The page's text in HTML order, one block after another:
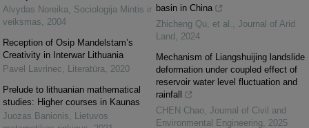
Alvydas Noreika
Sociologija Mintis ir
veiksmas
2004
Reception of Osip Mandelstam’s
Creativity in Interwar Lithuania
Pavel Lavrinec
Literatūra
2020
Prelude to lithuanian mathematical
studies: Higher courses in Kaunas
Juozas Banionis
Lietuvos
basin in China
Zhicheng Qu, et al.
Journal of Arid
Land
2024
Mechanism of Liangshuijing landslide
deformation under coupled effect of
reservoir water level fluctuation and
rainfall
CHEN Chao Journal of Civil and
Environmental Engineering
2025